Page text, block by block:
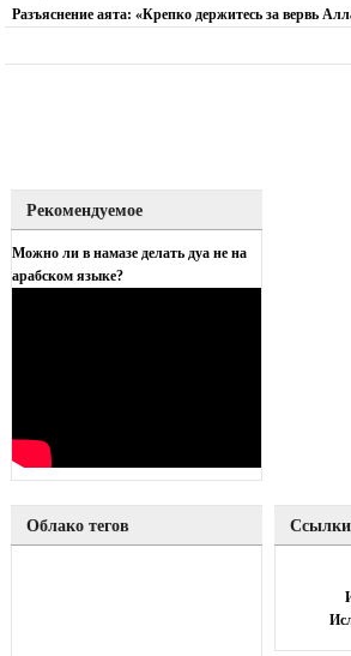
Разъяснение аята: «Крепко держитесь за вервь
Рекомендуемое
Можно ли в намазе делать дуа не на
арабском языке?
Облако тегов Ссылки